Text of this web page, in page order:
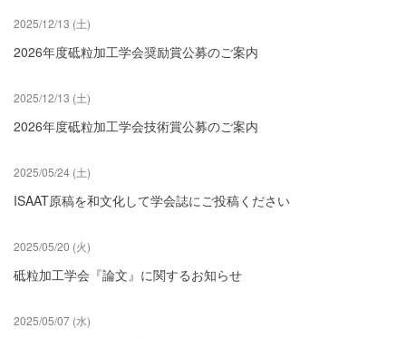
2025/12/13 (土)
2026年度砥粒加工学会奨励賞公募のご案内
2025/12/13 (土)
2026年度砥粒加工学会技術賞公募のご案内
2025/05/24 (土)
ISAAT原稿を和文化して学会誌にご投稿ください
2025/05/20 (火)
砥粒加工学会『論文』に関するお知らせ
2025/05/07 (水)